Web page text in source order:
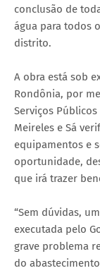
conclusão de
água para todos
distrito.
A obra está sob
Rondônia, por
Serviços
Meireles e Sá
equipamentos e
oportunidade,
que irá trazer
“Sem dúvidas,
executada pelo
grave problema
do